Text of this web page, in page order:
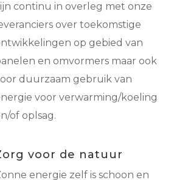
continu in overleg met onze
over toekomstige
op gebied van
en omvormers maar ook
duurzaam gebruik van
voor verwarming/koeling
of oplsag.
voor de natuur
energie zelf is schoon en